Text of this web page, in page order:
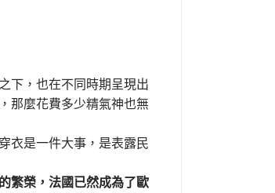
下，也在不同時期呈現出
那麼花費多少精氣神也無
衣是一件大事，是表露民
繁榮，法國已然成為了歐